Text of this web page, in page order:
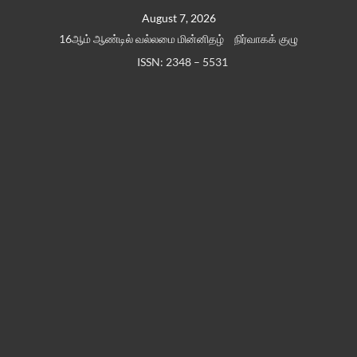
August 7, 2026
16ஆம் ஆண்டில் வல்லமை மின்னிதழ்
நிர்வாகக் குழு
ISSN: 2348 – 5531